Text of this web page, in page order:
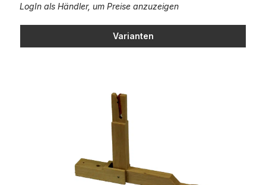
LogIn als Händler, um Preise anzuzeigen
Varianten